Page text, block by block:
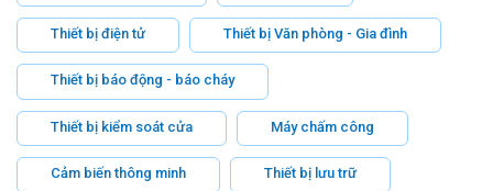
Thiết bị điện tử Thiết bị Văn phòng - Gia đình
Thiết bị báo động - báo cháy
Thiết bị kiểm soát cửa Máy chấm công
Cảm biến thông minh Thiết bị lưu trữ